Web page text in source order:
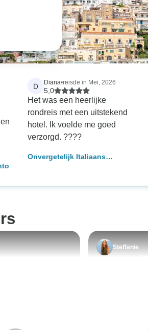
D Diana•reisde in Mei, 2026
5,0
Het was een heerlijke
rondreis met een uitstekend
hotel. Ik voelde me goed
verzorgd. ????
Onvergetelijk Italiaans
Steffanie